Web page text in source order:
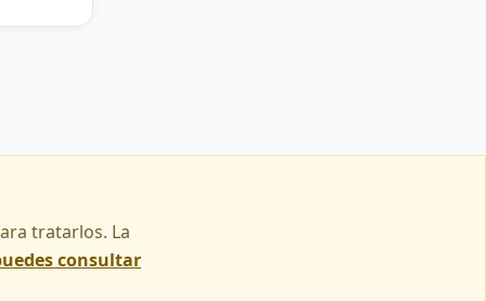
tratarlos. La
consultar